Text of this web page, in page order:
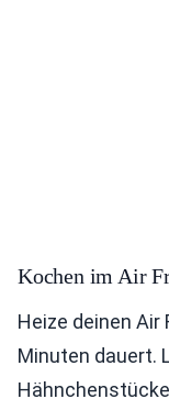
Kochen im Air
Heize deinen Air
Minuten dauert.